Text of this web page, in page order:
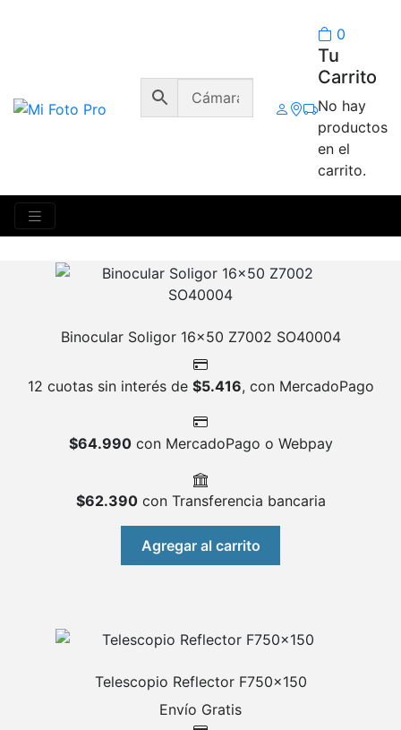
0
Tu
Carrito
No hay
productos
en el
carrito.
Mostrando 2 resultados
Binocular Soligor 16×50 Z7002 SO40004
12 cuotas sin interés de $5.416, con MercadoPago
$64.990con MercadoPago o Webpay
$62.390con Transferencia bancaria
Agregar al carrito
Telescopio Reflector F750x150
Envío Gratis